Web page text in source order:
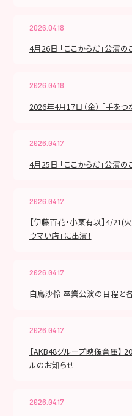
2026.04.18
4月26日 「ここからだ」公演の
2026.04.18
2026年4月17日（金） 「手を
2026.04.17
4月25日 「ここからだ」公演の
2026.04.17
【伊藤百花・小栗有以】4/21(
ウマい店」に出演！
2026.04.17
白鳥沙怜 卒業公演の日程と
2026.04.17
【AKB48グループ映像倉庫】
ルのお知らせ
2026.04.17